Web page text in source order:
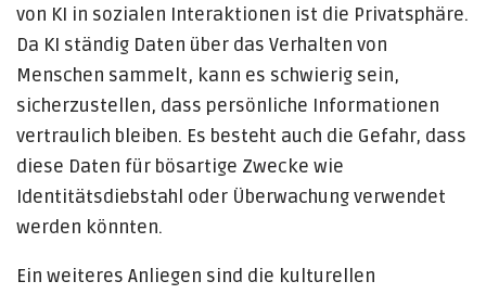
von KI in sozialen Interaktionen ist die Privatsphäre.
Da KI ständig Daten über das Verhalten von
Menschen sammelt, kann es schwierig sein,
sicherzustellen, dass persönliche Informationen
vertraulich bleiben. Es besteht auch die Gefahr, dass
diese Daten für bösartige Zwecke wie
Identitätsdiebstahl oder Überwachung verwendet
werden könnten.
Ein weiteres Anliegen sind die kulturellen